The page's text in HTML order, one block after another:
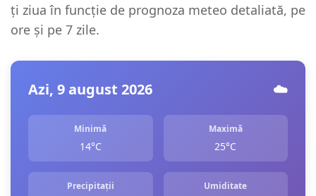
ți ziua în funcție de prognoza meteo detaliată, pe
ore și pe 7 zile.
Azi, 9 august 2026 ☁️
Minimă
14°C
Maximă
25°C
Precipitații Umiditate